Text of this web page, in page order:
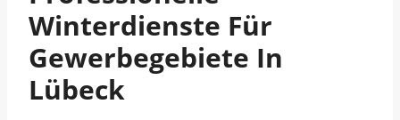
Winterdienste Für
Gewerbegebiete In
Lübeck